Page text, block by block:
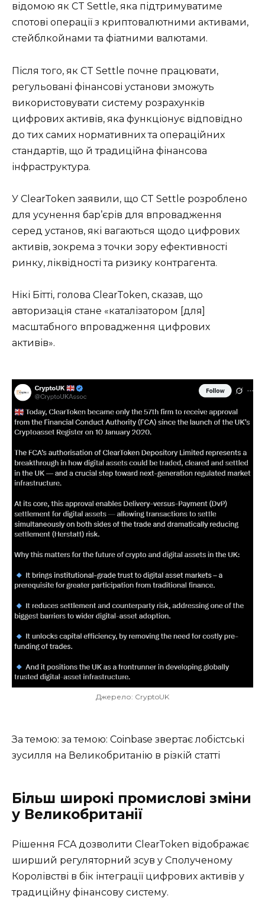
відомою як CT Settle, яка підтримуватиме
спотові операції з криптовалютними активами,
стейблкойнами та фіатними валютами.
Після того, як CT Settle почне працювати,
регульовані фінансові установи зможуть
використовувати систему розрахунків
цифрових активів, яка функціонує відповідно
до тих самих нормативних та операційних
стандартів, що й традиційна фінансова
інфраструктура.
У ClearToken заявили, що CT Settle розроблено
для усунення бар’єрів для впровадження
серед установ, які вагаються щодо цифрових
активів, зокрема з точки зору ефективності
ринку, ліквідності та ризику контрагента.
Нікі Бітті, голова ClearToken, сказав, що
авторизація стане «каталізатором [для]
масштабного впровадження цифрових
активів».
Джерело: CryptoUK
За темою: за темою: Coinbase звертає лобістські
зусилля на Великобританію в різкій статті
Більш широкі промислові зміни
у Великобританії
Рішення FCA дозволити ClearToken відображає
ширший регуляторний зсув у Сполученому
Королівстві в бік інтеграції цифрових активів у
традиційну фінансову систему.